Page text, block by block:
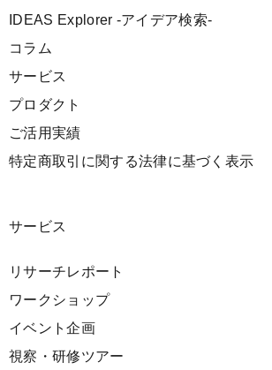
IDEAS Explorer -アイデア検索-
コラム
サービス
プロダクト
ご活用実績
特定商取引に関する法律に基づく表示
サービス
リサーチレポート
ワークショップ
イベント企画
視察・研修ツアー